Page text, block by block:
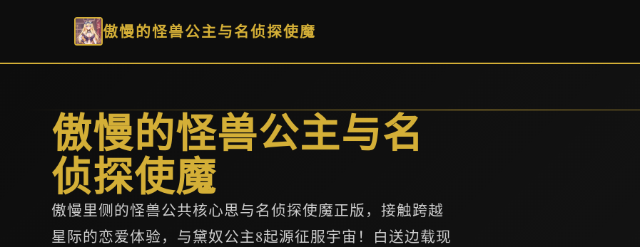
傲慢的怪兽公主与名侦探使魔
傲慢的怪兽公主与名
侦探使魔
傲慢里侧的怪兽公共核心思与名侦探使魔正版，接触跨越
星际的恋爱体验，与黛奴公主8起源征服宇宙！白送边载现